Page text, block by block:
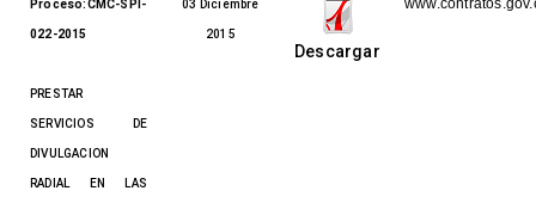
Proceso:CMC-SPI-
022-2015
PRESTAR
SERVICIOS DE
DIVULGACION
RADIAL EN LAS
03 Diciembre
2015
Descargar